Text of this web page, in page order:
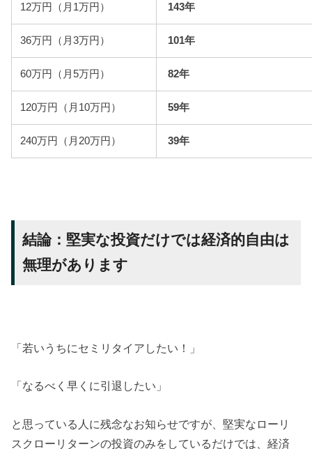
12万円（月1万円） 143年
36万円（月3万円） 101年
60万円（月5万円） 82年
120万円（月10万円） 59年
240万円（月20万円） 39年
結論：堅実な投資だけでは経済的自由は
無理があります
「若いうちにセミリタイアしたい！」
「なるべく早くに引退したい」
と思っている人に残念なお知らせですが、堅実なローリ
スクローリターンの投資のみをしているだけでは、経済